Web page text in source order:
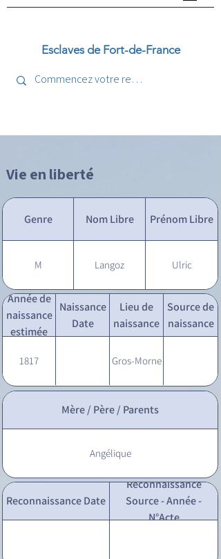
Esclaves de Fort-de-France
Vie en liberté
Genre Nom Libre Prénom Libre
M Langoz Ulric
Année de
naissance
estimée
Naissance
Date
Lieu de
naissance
Source de
naissance
1817 Gros-Morne
Mère / Père / Parents
Angélique
Reconnaissance Date
Reconnaissance
Source - Année -
N°Acte